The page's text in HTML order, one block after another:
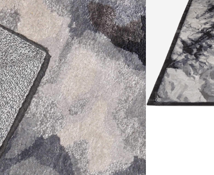
Levertijden:
Het artikel wordt gratis bij u
bestelling binnen4
Retourneren:
Het artikel wordt gratis bij u
u besluit het te retourneren,
snel mogelijk terug, maar
Voor meer informatie kunt u
Terugbetalingsbeleid